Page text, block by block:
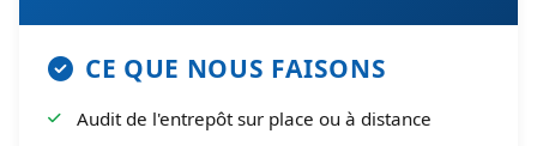
CE QUE NOUS FAISONS
Audit de l'entrepôt sur place ou à distance